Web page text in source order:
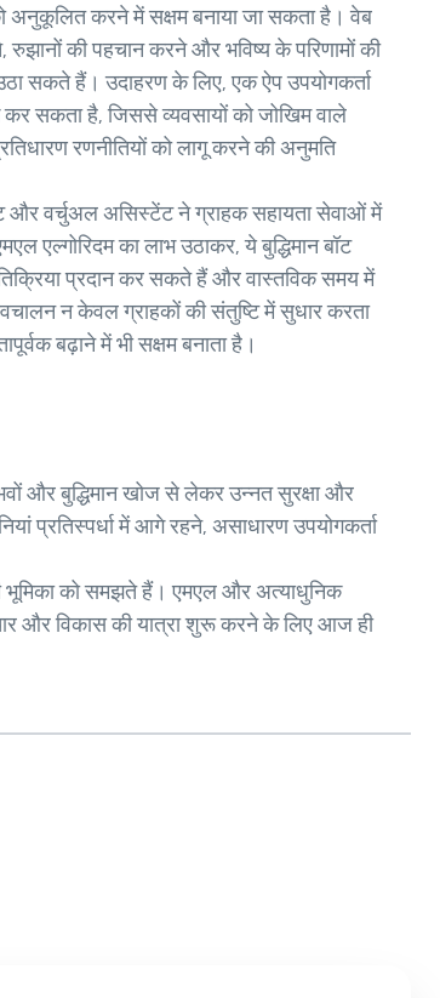
करने में सक्षम बनाया जा सकता है। वेब
की पहचान करने और भविष्य के परिणामों की
सकते हैं। उदाहरण के लिए, एक ऐप उपयोगकर्ता
सकता है, जिससे व्यवसायों को जोखिम वाले
रणनीतियों को लागू करने की अनुमति
और वर्चुअल असिस्टेंट ने ग्राहक सहायता सेवाओं में
एल्गोरिदम का लाभ उठाकर, ये बुद्धिमान बॉट
प्रदान कर सकते हैं और वास्तविक समय में
न केवल ग्राहकों की संतुष्टि में सुधार करता
बढ़ाने में भी सक्षम बनाता है।
और बुद्धिमान खोज से लेकर उन्नत सुरक्षा और
प्रतिस्पर्धा में आगे रहने, असाधारण उपयोगकर्ता
भूमिका को समझते हैं। एमएल और अत्याधुनिक
और विकास की यात्रा शुरू करने के लिए आज ही